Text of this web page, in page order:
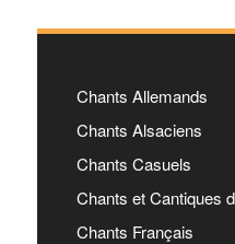
Chants Allemands
Chants Alsaciens
Chants Casuels
Chants et Cantiques
Chants Français